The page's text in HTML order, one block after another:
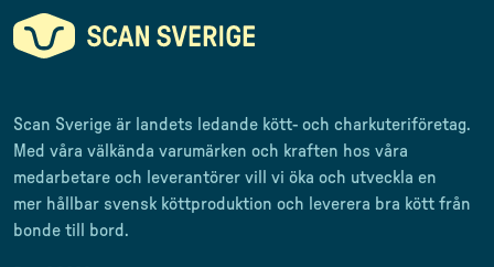
Scan Sverige är landets ledande kött- och charkuteriföretag.
Med våra välkända varumärken och kraften hos våra
medarbetare och leverantörer vill vi öka och utveckla en
mer hållbar svensk köttproduktion och leverera bra kött från
bonde till
bord.